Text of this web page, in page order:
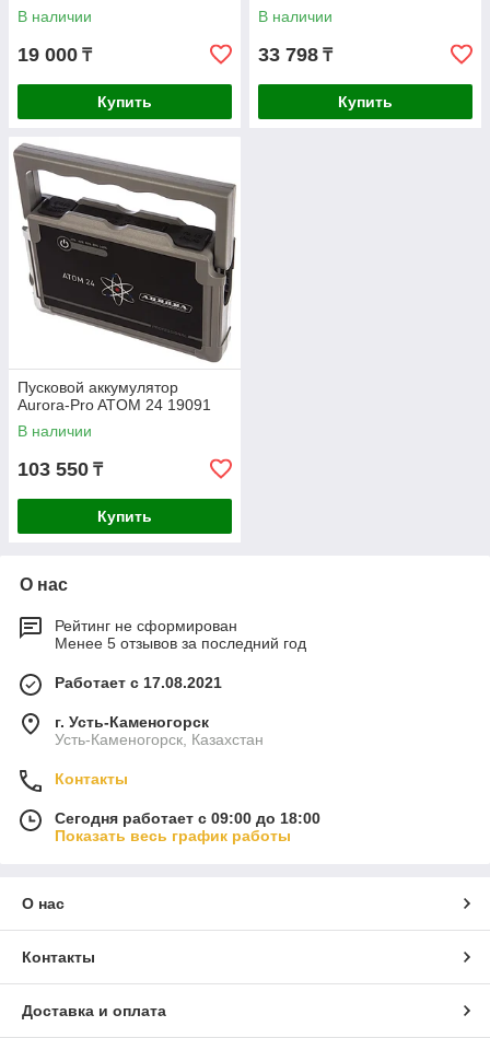
В наличии
19 000 ₸
Купить
В наличии
33 798 ₸
Купить
Пусковой аккумулятор
Aurora-Pro ATOM 24 19091
В наличии
103 550 ₸
Купить
О нас
Рейтинг не сформирован
Менее 5 отзывов за последний год
Работает с 17.08.2021
г. Усть-Каменогорск
Усть-Каменогорск, Казахстан
Контакты
Сегодня работает с 09:00 до 18:00
Показать весь график работы
О нас
Контакты
Доставка и оплата